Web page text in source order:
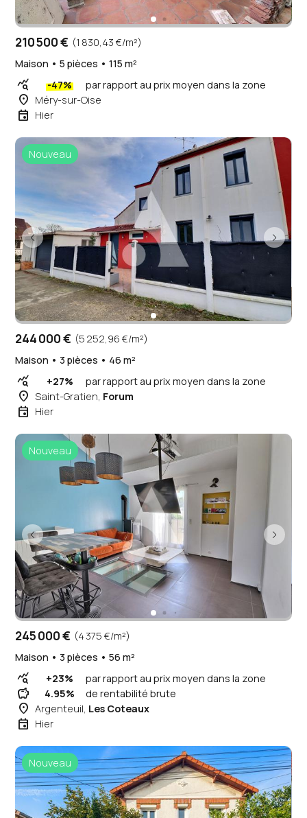
210 500 € (1 830,43 €/m²)
Maison • 5 pièces • 115 m²
query_stats -47% par rapport au prix moyen dans la zone
place Méry-sur-Oise
event Hier
Nouveau
244 000 € (5 252,96 €/m²)
Maison • 3 pièces • 46 m²
query_stats +27% par rapport au prix moyen dans la zone
place Saint-Gratien, Forum
event Hier
Nouveau
245 000 € (4 375 €/m²)
Maison • 3 pièces • 56 m²
query_stats +23% par rapport au prix moyen dans la zone
savings 4.95% de rentabilité brute
place Argenteuil, Les Coteaux
event Hier
Nouveau